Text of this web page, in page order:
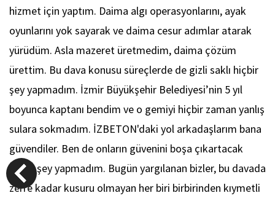
hizmet için yaptım. Daima algı operasyonlarını, ayak
oyunlarını yok sayarak ve daima cesur adımlar atarak
yürüdüm. Asla mazeret üretmedim, daima çözüm
ürettim. Bu dava konusu süreçlerde de gizli saklı hiçbir
şey yapmadım. İzmir Büyükşehir Belediyesi’nin 5 yıl
boyunca kaptanı bendim ve o gemiyi hiçbir zaman yanlış
sulara sokmadım. İZBETON'daki yol arkadaşlarım bana
güvendiler. Ben de onların güvenini boşa çıkartacak
hiçbir şey yapmadım. Bugün yargılanan bizler, bu davada
zerre kadar kusuru olmayan her biri birbirinden kıymetli